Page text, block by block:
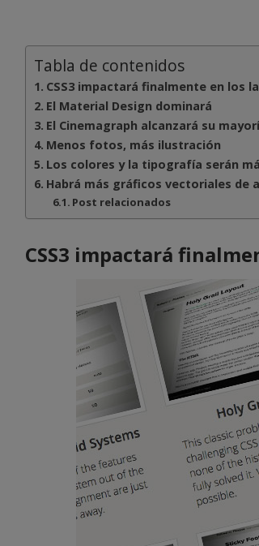
Tabla de contenidos
CSS3 impactará finalmente en los
El Material Design dominará
El Cinemagraph alcanzará su
Menos fotos, más ilustración
Los colores y la tipografía serán
Habrá más gráficos vectoriales de
Post relacionados
CSS3 impactará